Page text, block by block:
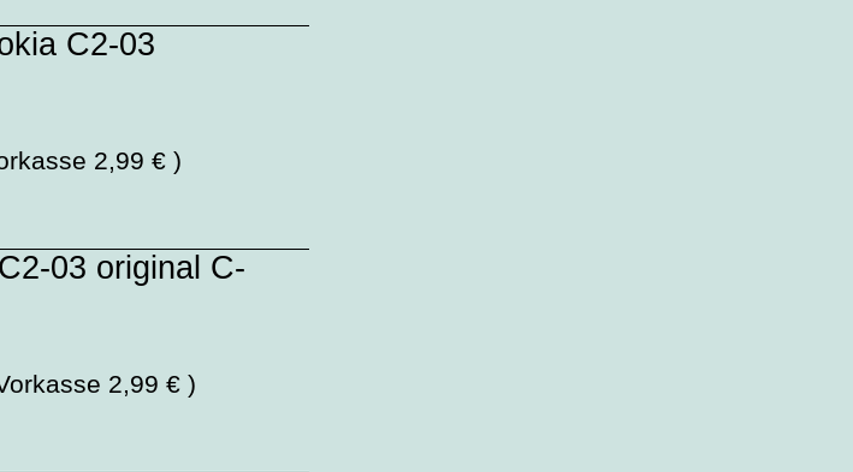
C2-03
2,99 € )
03 original C-
2,99 € )